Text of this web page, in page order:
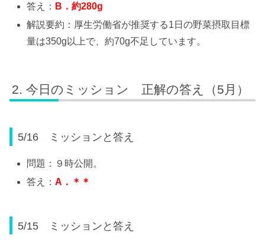
答え： B ．約280g
解説要約：厚生労働省が推奨する1日の野菜摂取目標
量は350g以上で、約70g不足しています。
今日のミッション 正解の答え（5月）
5/16 ミッションと答え
問題：９時公開。
答え：A ．＊＊
5/15 ミッションと答え